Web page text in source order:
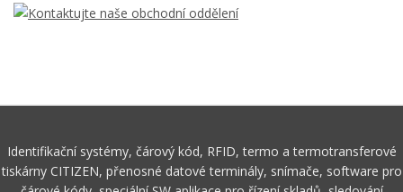
Identifikační systémy, čárový kód, RFID, termo a termotransferové
tiskárny CITIZEN, přenosné datové terminály, snímače, software pro